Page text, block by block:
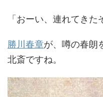
「おーい、連れてきた
勝川春章が、噂の春朗
北斎ですね。